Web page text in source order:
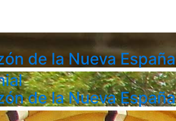
de la Nueva España
de la Nueva España